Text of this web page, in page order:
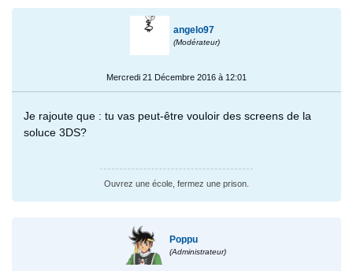
angelo97
(Modérateur)
Mercredi 21 Décembre 2016 à 12:01
Je rajoute que : tu vas peut-être vouloir des screens de la
soluce 3DS?
Ouvrez une école, fermez une prison.
Poppu
(Administrateur)